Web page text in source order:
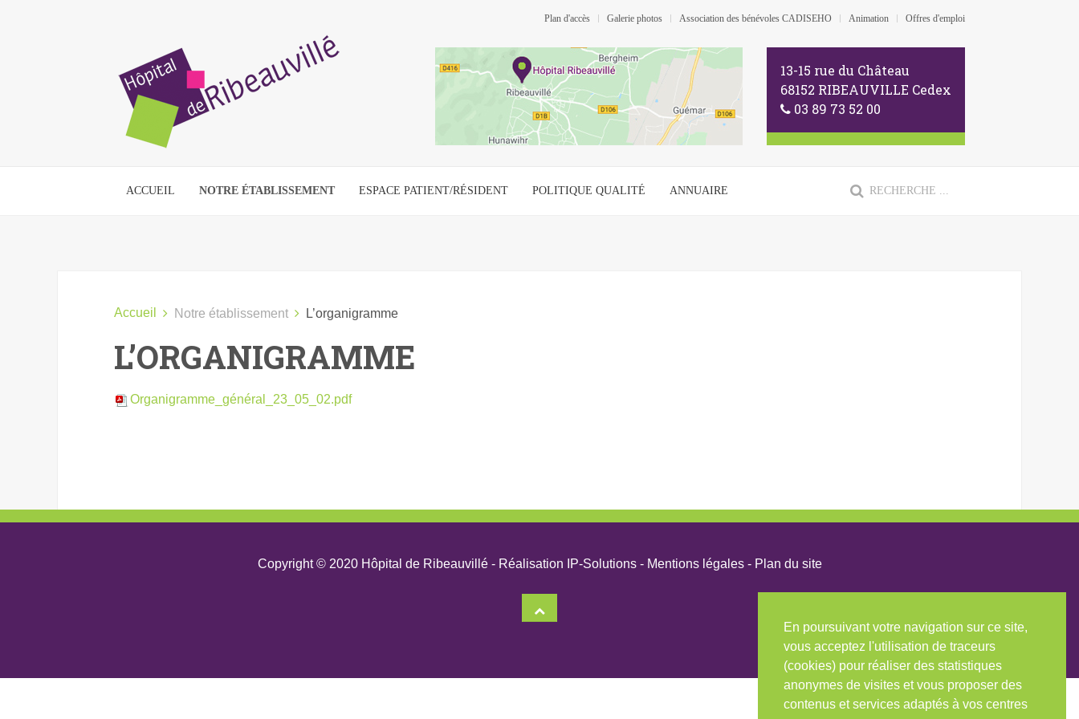
En poursuivant votre navigation sur ce site,
vous acceptez l'utilisation de traceurs
(cookies) pour réaliser des statistiques
anonymes de visites et vous proposer des
contenus et services adaptés à vos centres
Plan d'accès Galerie photos Association des bénévoles CADISEHO Animation Offres d'emploi
13-15 rue du Château
68152 RIBEAUVILLE Cedex
03 89 73 52 00
ACCUEIL NOTRE ÉTABLISSEMENT ESPACE PATIENT/RÉSIDENT POLITIQUE QUALITÉ ANNUAIRE
Accueil Notre établissement L’organigramme
L’ORGANIGRAMME
Organigramme_général_23_05_02.pdf
Copyright © 2020 Hôpital de Ribeauvillé - Réalisation IP-Solutions- Mentions légales- Plan du site